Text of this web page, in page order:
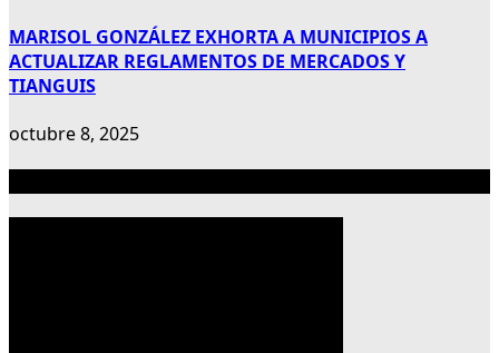
MARISOL GONZÁLEZ EXHORTA A MUNICIPIOS A
ACTUALIZAR REGLAMENTOS DE MERCADOS Y
TIANGUIS
octubre 8, 2025